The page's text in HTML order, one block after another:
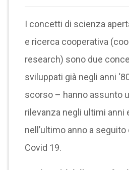
I concetti di scienza
e ricerca cooperativa
research) sono due
sviluppati già negli anni
scorso – hanno assunto
rilevanza negli ultimi anni
nell’ultimo anno a
Covid 19.